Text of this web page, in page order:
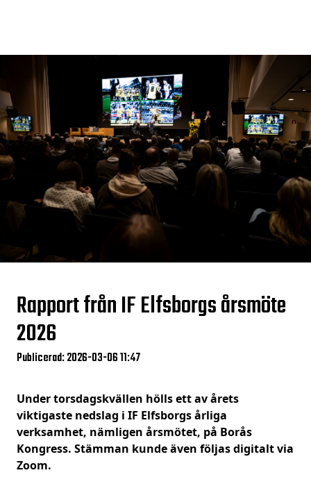
Rapport från IF Elfsborgs årsmöte
2026
Publicerad: 2026-03-06 11:47
Under torsdagskvällen hölls ett av årets
viktigaste nedslag i IF Elfsborgs årliga
verksamhet, nämligen årsmötet, på Borås
Kongress. Stämman kunde även följas digitalt via
Zoom.